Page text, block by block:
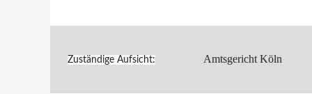
Zuständige Aufsicht: Amtsgericht Köln